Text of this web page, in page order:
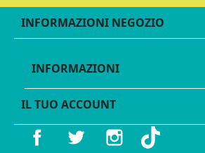
INFORMAZIONI NEGOZIO
INFORMAZIONI
IL TUO ACCOUNT
Facebook Twitter Instagram